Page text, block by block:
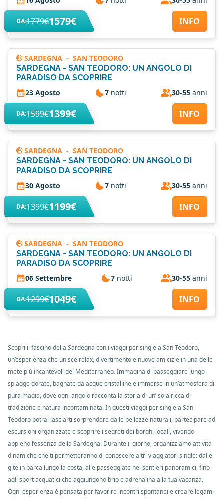
DA:1779€1579€ INFO
SARDEGNA - SAN TEODORO
SARDEGNA - SAN TEODORO: UN ANGOLO DI
PARADISO DA SCOPRIRE
23 Agosto
7 notti 30-55 anni
DA:1599€1399€ INFO
SARDEGNA - SAN TEODORO
SARDEGNA - SAN TEODORO: UN ANGOLO DI
PARADISO DA SCOPRIRE
30 Agosto
7 notti 30-55 anni
DA:1399€1199€ INFO
SARDEGNA - SAN TEODORO
SARDEGNA - SAN TEODORO: UN ANGOLO DI
PARADISO DA SCOPRIRE
06 Settembre
7notti 30-55 anni
DA:1299€1049€ INFO
Scopri il fascino della Sardegna con i viaggi per single a San Teodoro,
un’esperienza che unisce relax, divertimento e nuove amicizie in una delle
mete più incantevoli del Mediterraneo. Immagina di passeggiare lungo
spiagge dorate, bagnate da acque cristalline e immerse in un’atmosfera di
pura magia, dove ogni angolo racconta la storia di un’isola ricca di
tradizione e natura incontaminata. In questi viaggi per single a San
Teodoro potrai lasciarti sorprendere dalle bellezze naturali, partecipare ad
escursioni organizzate e scoprire i segreti dei borghi locali, vivendo
appieno l’essenza della Sardegna. Durante il giorno, organizziamo attività
dinamiche che ti permetteranno di conoscere altri viaggiatori single: dalle
gite in barca lungo la costa, alle passeggiate nei sentieri panoramici, fino
agli sport acquatici che aggiungono brio e adrenalina alla tua vacanza.
Ogni esperienza è pensata per favorire incontri spontanei e creare legami